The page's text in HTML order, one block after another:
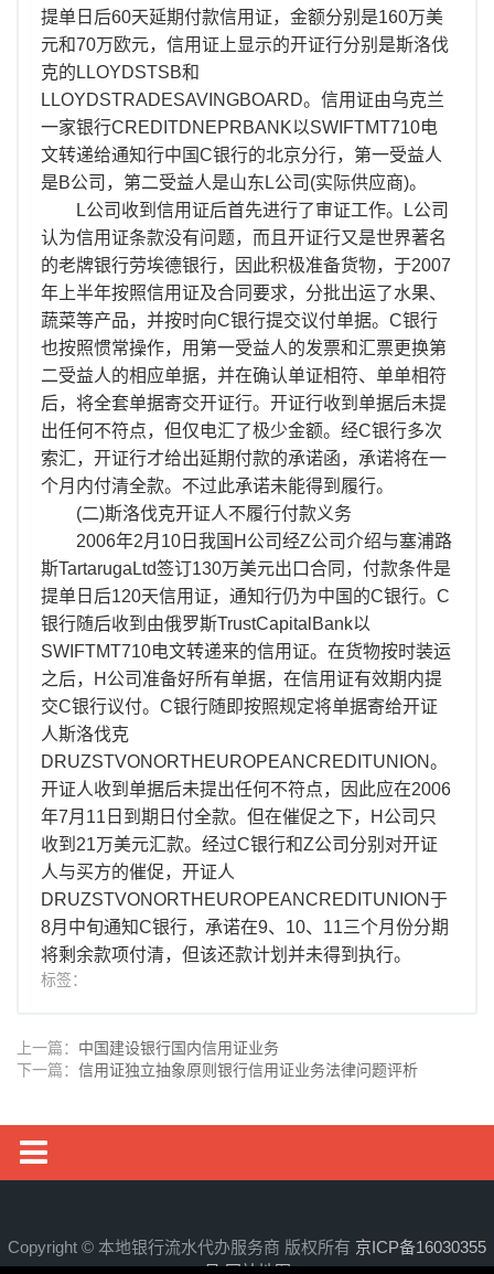
提单日后60天延期付款信用证，金额分别是160万美
元和70万欧元，信用证上显示的开证行分别是斯洛伐
克的LLOYDSTSB和
LLOYDSTRADESAVINGBOARD。信用证由乌克兰
一家银行CREDITDNEPRBANK以SWIFTMT710电
文转递给通知行中国C银行的北京分行，第一受益人
是B公司，第二受益人是山东L公司(实际供应商)。
L公司收到信用证后首先进行了审证工作。L公司
认为信用证条款没有问题，而且开证行又是世界著名
的老牌银行劳埃德银行，因此积极准备货物，于2007
年上半年按照信用证及合同要求，分批出运了水果、
蔬菜等产品，并按时向C银行提交议付单据。C银行
也按照惯常操作，用第一受益人的发票和汇票更换第
二受益人的相应单据，并在确认单证相符、单单相符
后，将全套单据寄交开证行。开证行收到单据后未提
出任何不符点，但仅电汇了极少金额。经C银行多次
索汇，开证行才给出延期付款的承诺函，承诺将在一
个月内付清全款。不过此承诺未能得到履行。
(二)斯洛伐克开证人不履行付款义务
2006年2月10日我国H公司经Z公司介绍与塞浦路
斯TartarugaLtd签订130万美元出口合同，付款条件是
提单日后120天信用证，通知行仍为中国的C银行。C
银行随后收到由俄罗斯TrustCapitalBank以
SWIFTMT710电文转递来的信用证。在货物按时装运
之后，H公司准备好所有单据，在信用证有效期内提
交C银行议付。C银行随即按照规定将单据寄给开证
人斯洛伐克
DRUZSTVONORTHEUROPEANCREDITUNION。
开证人收到单据后未提出任何不符点，因此应在2006
年7月11日到期日付全款。但在催促之下，H公司只
收到21万美元汇款。经过C银行和Z公司分别对开证
人与买方的催促，开证人
DRUZSTVONORTHEUROPEANCREDITUNION于
8月中旬通知C银行，承诺在9、10、11三个月份分期
将剩余款项付清，但该还款计划并未得到执行。
标签：
上一篇： 中国建设银行国内信用证业务
下一篇：信用证独立抽象原则银行信用证业务法律问题评析
工资流水
Copyright © 本地银行流水代办服务商 版权所有 京ICP备16030355